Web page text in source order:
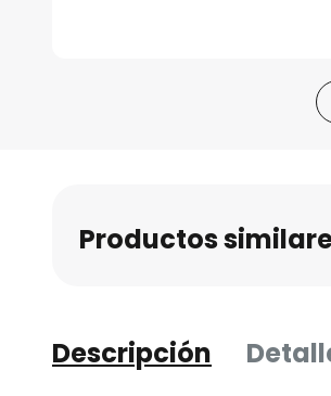
Productos
Descripción